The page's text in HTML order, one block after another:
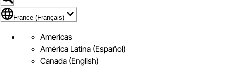
Pavillon de France (Français)
France (Français)
Americas
América Latina (Español)
Canada (English)